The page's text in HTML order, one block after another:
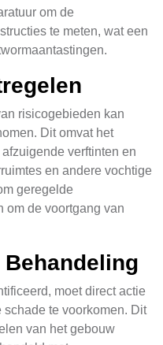
om de
te meten, wat een
risicogebieden kan
Dit omvat het
verftinten en
en andere vochtige
geregelde
om de voortgang van
moet direct actie
te voorkomen. Dit
van het gebouw